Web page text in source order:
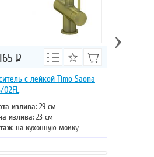
с лейкой Timo Saona
02FL
излива: 29 см
излива: 23 см
: на кухонную мойку
: поворотный
Р
›